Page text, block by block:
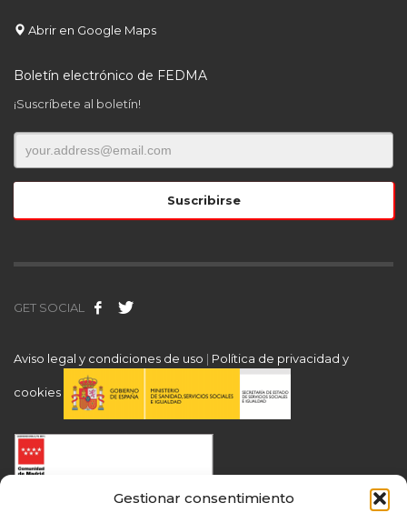
Gestionar consentimiento
Abrir en Google Maps
Boletín electrónico de FEDMA
¡Suscríbete al boletín!
GET SOCIAL
Aviso legal y condiciones de uso | Política de privacidad y
cookies